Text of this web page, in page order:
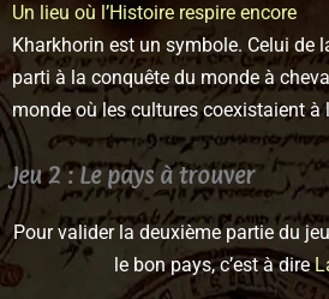
Un lieu où l’Histoire respire encore
Kharkhorin est un symbole. Celui de
parti à la conquête du monde à
monde où les cultures coexistaient à
Jeu 2 : Le pays à trouver
Pour valider la deuxième partie du
le bon pays, c’est à dire